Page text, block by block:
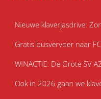
Nieuwe klaverjasdrive:
Gratis busvervoer naar
WINACTIE: De Grote SV
Ook in 2026 gaan we